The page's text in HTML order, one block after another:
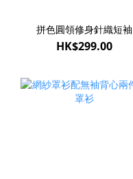
拼色圓領修身針織短袖
HK$299.00